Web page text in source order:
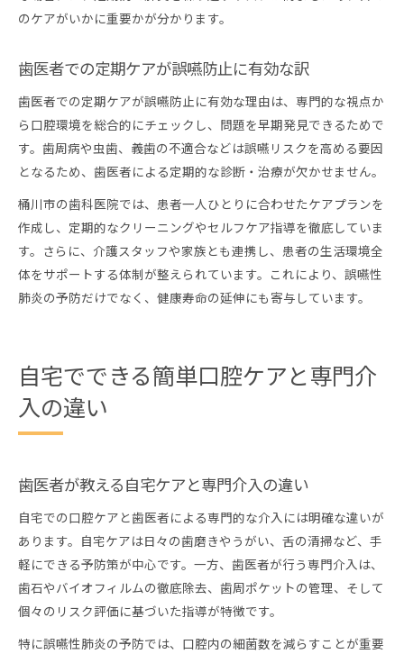
のケアがいかに重要かが分かります。
歯医者での定期ケアが誤嚥防止に有効な訳
歯医者での定期ケアが誤嚥防止に有効な理由は、専門的な視点か
ら口腔環境を総合的にチェックし、問題を早期発見できるためで
す。歯周病や虫歯、義歯の不適合などは誤嚥リスクを高める要因
となるため、歯医者による定期的な診断・治療が欠かせません。
桶川市の歯科医院では、患者一人ひとりに合わせたケアプランを
作成し、定期的なクリーニングやセルフケア指導を徹底していま
す。さらに、介護スタッフや家族とも連携し、患者の生活環境全
体をサポートする体制が整えられています。これにより、誤嚥性
肺炎の予防だけでなく、健康寿命の延伸にも寄与しています。
自宅でできる簡単口腔ケアと専門介
入の違い
歯医者が教える自宅ケアと専門介入の違い
自宅での口腔ケアと歯医者による専門的な介入には明確な違いが
あります。自宅ケアは日々の歯磨きやうがい、舌の清掃など、手
軽にできる予防策が中心です。一方、歯医者が行う専門介入は、
歯石やバイオフィルムの徹底除去、歯周ポケットの管理、そして
個々のリスク評価に基づいた指導が特徴です。
特に誤嚥性肺炎の予防では、口腔内の細菌数を減らすことが重要